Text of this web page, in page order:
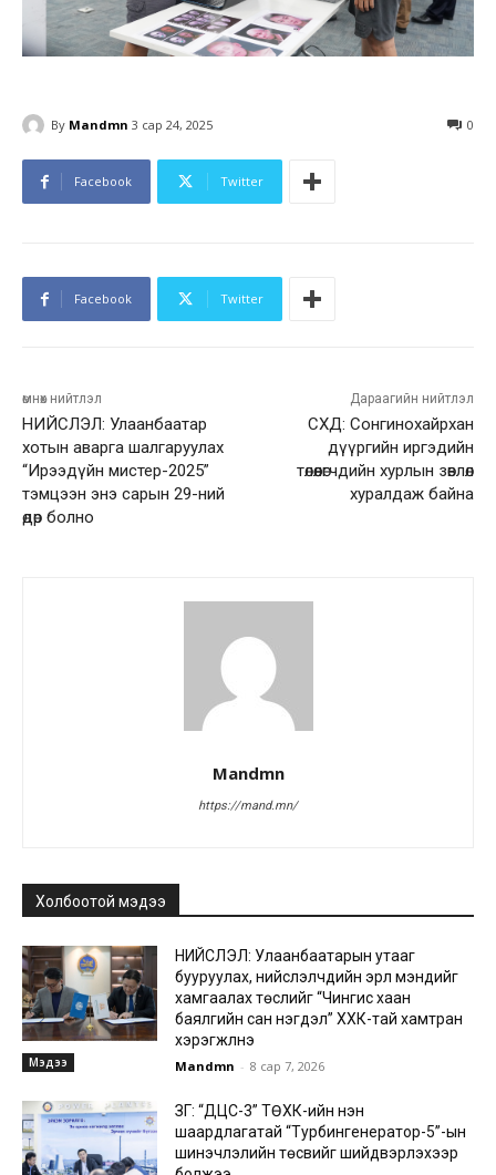
By Mandmn 3 сар 24, 2025 0
Facebook Twitter
Facebook Twitter
өмнөх нийтлэл
НИЙСЛЭЛ: Улаанбаатар
хотын аварга шалгаруулах
“Ирээдүйн мистер-2025”
тэмцээн энэ сарын 29-ний
өдөр болно
Дараагийн нийтлэл
СХД: Сонгинохайрхан
дүүргийн иргэдийн
төлөөлөгчдийн хурлын зөвлөл
хуралдаж байна
Mandmn
https://mand.mn/
Холбоотой мэдээ
Мэдээ
НИЙСЛЭЛ: Улаанбаатарын утааг
бууруулах, нийслэлчүүдийн эрүүл мэндийг
хамгаалах төслийг “Чингис хаан
баялгийн сан нэгдэл” ХХК-тай хамтран
хэрэгжүүлнэ
Mandmn - 8 сар 7, 2026
ЗГ: “ДЦС-3” ТӨХК-ийн нэн
шаардлагатай “Турбингенератор-5”-ын
шинэчлэлийн төсвийг шийдвэрлэхээр